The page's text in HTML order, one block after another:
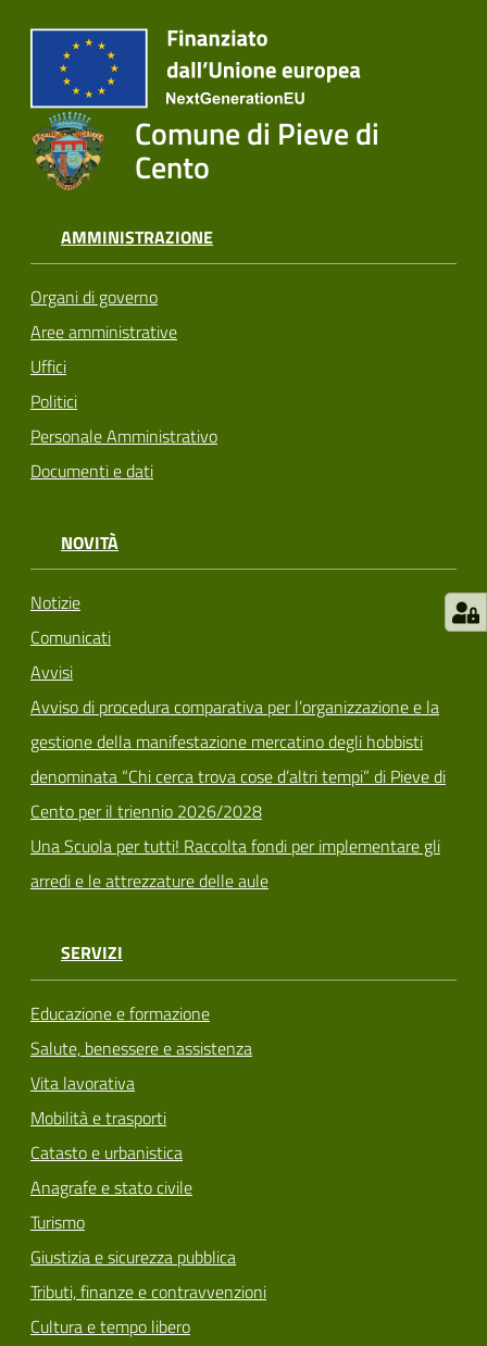
Comune di Pieve di
Cento
AMMINISTRAZIONE
Organi di governo
Aree amministrative
Uffici
Politici
Personale Amministrativo
Documenti e dati
NOVITÀ
Notizie
Comunicati
Avvisi
Avviso di procedura comparativa per l’organizzazione e la
gestione della manifestazione mercatino degli hobbisti
denominata “Chi cerca trova cose d’altri tempi” di Pieve di
Cento per il triennio 2026/2028
Una Scuola per tutti! Raccolta fondi per implementare gli
arredi e le attrezzature delle aule
SERVIZI
Educazione e formazione
Salute, benessere e assistenza
Vita lavorativa
Mobilità e trasporti
Catasto e urbanistica
Anagrafe e stato civile
Turismo
Giustizia e sicurezza pubblica
Tributi, finanze e contravvenzioni
Cultura e tempo libero